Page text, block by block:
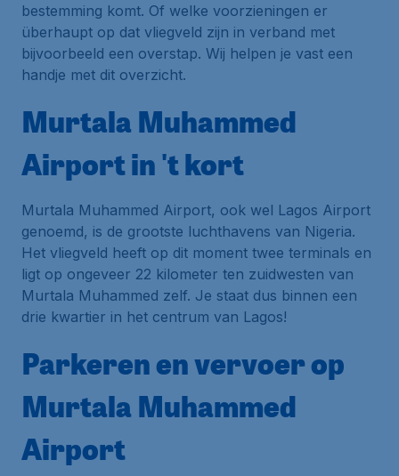
bestemming komt. Of welke voorzieningen er
überhaupt op dat vliegveld zijn in verband met
bijvoorbeeld een overstap. Wij helpen je vast een
handje met dit overzicht.
Murtala Muhammed
Airport in 't kort
Murtala Muhammed Airport, ook wel Lagos Airport
genoemd, is de grootste luchthavens van Nigeria.
Het vliegveld heeft op dit moment twee terminals en
ligt op ongeveer 22 kilometer ten zuidwesten van
Murtala Muhammed zelf. Je staat dus binnen een
drie kwartier in het centrum van Lagos!
Parkeren en vervoer op
Murtala Muhammed
Airport